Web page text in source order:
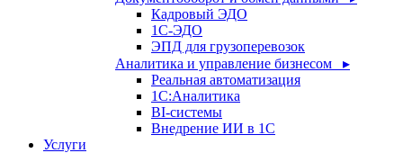
Кадровый ЭДО
1С-ЭДО
ЭПД для грузоперевозок
Аналитика и управление бизнесом ▸
Реальная автоматизация
1С:Аналитика
BI-системы
Внедрение ИИ в 1С
Услуги